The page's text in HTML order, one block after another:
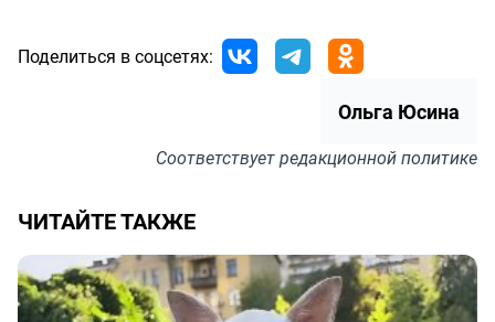
Поделиться в соцсетях:
Ольга Юсина
Соответствуетредакционной политике
ЧИТАЙТЕ ТАКЖЕ